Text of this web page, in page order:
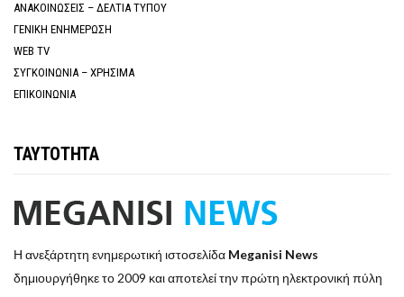
ΑΝΑΚΟΙΝΩΣΕΙΣ – ΔΕΛΤΙΑ ΤΥΠΟΥ
ΓΕΝΙΚΗ ΕΝΗΜΕΡΩΣΗ
WEB TV
ΣΥΓΚΟΙΝΩΝΙΑ – ΧΡΗΣΙΜΑ
ΕΠΙΚΟΙΝΩΝΙΑ
ΤΑΥΤΟΤΗΤΑ
Η ανεξάρτητη ενημερωτική ιστοσελίδα Meganisi News
δημιουργήθηκε το 2009 και αποτελεί την πρώτη ηλεκτρονική πύλη